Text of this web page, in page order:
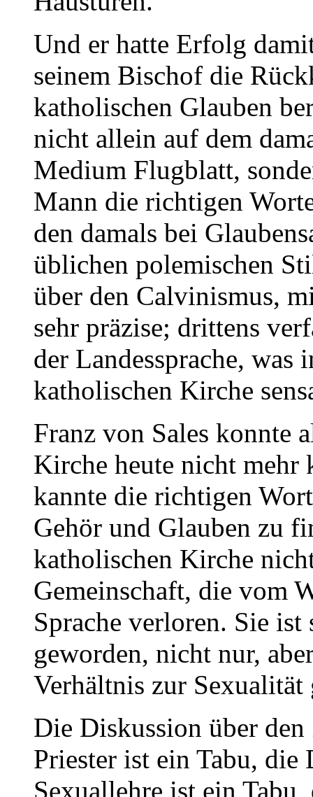
Und er hatte Erfolg
seinem Bischof die
katholischen Glauben
nicht allein auf dem
Medium Flugblatt,
Mann die richtigen
den damals bei
üblichen polemischen
über den Calvinismus,
sehr präzise; drittens
der Landessprache, was
katholischen Kirche
Franz von Sales konnte
Kirche heute nicht mehr
kannte die richtigen
Gehör und Glauben zu
katholischen Kirche
Gemeinschaft, die vom
Sprache verloren. Sie
geworden, nicht nur,
Verhältnis zur Sexualität
Die Diskussion über
Priester ist ein Tabu,
Sexuallehre ist ein